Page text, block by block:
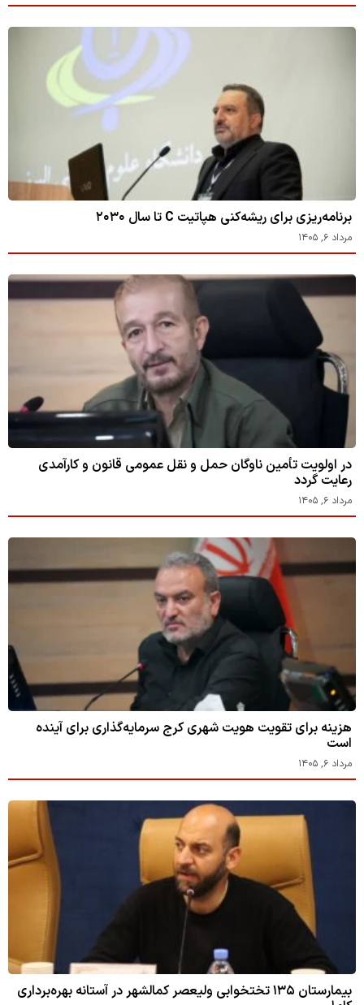
برنامه‌ریزی برای ریشه‌کنی هپاتیت C تا سال ۲۰۳۰
مرداد ۶, ۱۴۰۵
در اولویت تأمین ناوگان حمل و نقل عمومی قانون و کارآمدی
رعایت گردد
مرداد ۶, ۱۴۰۵
هزینه برای تقویت هویت شهری کرج سرمایه‌گذاری برای آینده
است
مرداد ۶, ۱۴۰۵
بیمارستان ۱۳۵ تختخوابی ولیعصر کمالشهر در آستانه بهره‌برداری